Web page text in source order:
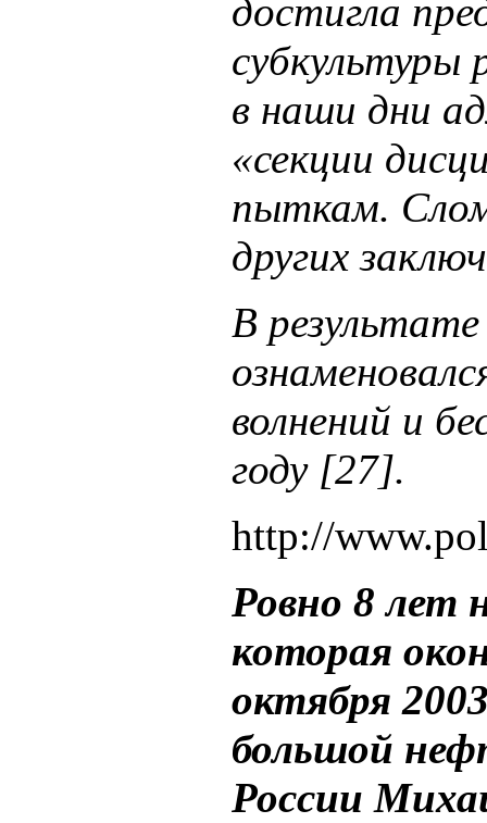
достигла
в наши дни
«секции
пыткам.
других
В
волнений и
году [27].
http://
Ровно 8 лет
которая
октября
большой
России